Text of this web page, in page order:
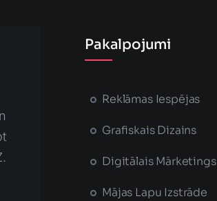
Pakalpojumi
Reklāmas Iespējas
Grafiskais Dizains
Digitālais Mārketings
Mājas Lapu Izstrāde